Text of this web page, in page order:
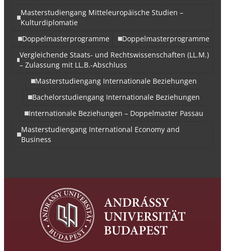
Masterstudiengang Mitteleuropäische Studien –
Kulturdiplomatie
Doppelmasterprogramme
Doppelmasterprogramme
Vergleichende Staats- und Rechtswissenschaften (LL.M.)
– Zulassung mit LL.B.-Abschluss
Masterstudiengang Internationale Beziehungen
Bachelorstudiengang Internationale Beziehungen
Internationale Beziehungen – Doppelmaster Passau
Masterstudiengang International Economy and
Business